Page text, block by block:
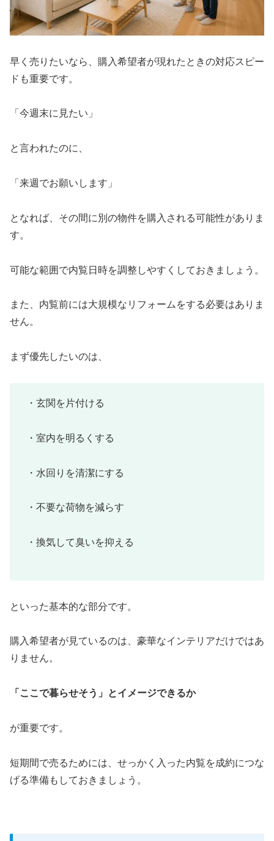
早く売りたいなら、購入希望者が現れたときの対応スピー
ドも重要です。
「今週末に見たい」
と言われたのに、
「来週でお願いします」
となれば、その間に別の物件を購入される可能性がありま
す。
可能な範囲で内覧日時を調整しやすくしておきましょう。
また、内覧前には大規模なリフォームをする必要はありま
せん。
まず優先したいのは、
・玄関を片付ける
・室内を明るくする
・水回りを清潔にする
・不要な荷物を減らす
・換気して臭いを抑える
といった基本的な部分です。
購入希望者が見ているのは、豪華なインテリアだけではあ
りません。
「ここで暮らせそう」とイメージできるか
が重要です。
短期間で売るためには、せっかく入った内覧を成約につな
げる準備もしておきましょう。